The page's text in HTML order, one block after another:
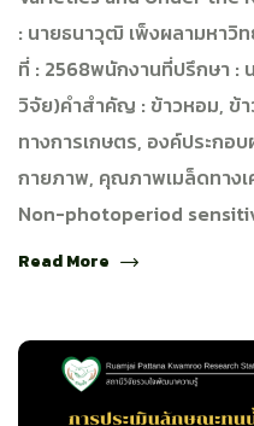
: นายธนาวุฒิ เพ็งผลามหา
ที่ : 2568พนักงานที่ปรึกษา :
วิจัย)คำสำคัญ : ข้าวหอม, ข้
ทางการเกษตร, องค์ประก
กายภาพ, คุณภาพเมล็ดทาง
Non-photoperiod
Read More